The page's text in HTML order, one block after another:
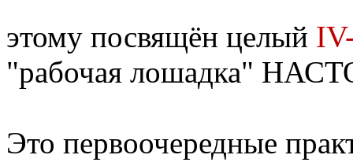
этому посвящён целый
"рабочая лошадка"
Это первоочередные